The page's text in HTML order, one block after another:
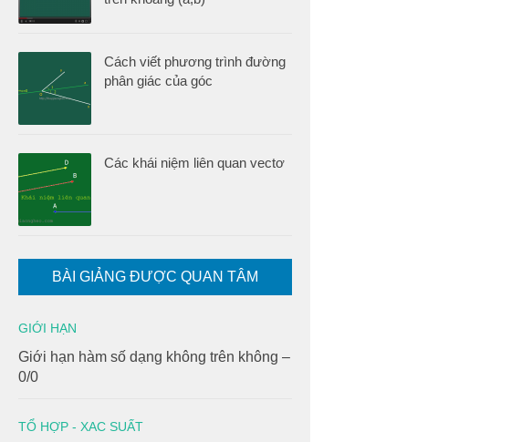
Cách viết phương trình đường
phân giác của góc
Các khái niệm liên quan vectơ
BÀI GIẢNG ĐƯỢC QUAN TÂM
GIỚI HẠN
Giới hạn hàm số dạng không trên không –
0/0
TỔ HỢP - XAC SUẤT